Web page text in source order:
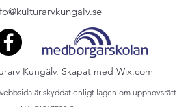
Kungälv. Skapat med Wix.com
är skyddat enligt lagen om upphovsrätt.